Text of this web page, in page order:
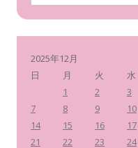
索
2025年12月
日
月 火 水
1 2 3
7
8 9 10
14
15 16 17
21
22 23 24